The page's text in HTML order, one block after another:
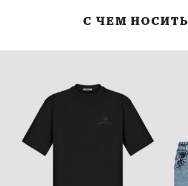
С ЧЕМ НОСИТЬ
5 590₽
Худи Dareline